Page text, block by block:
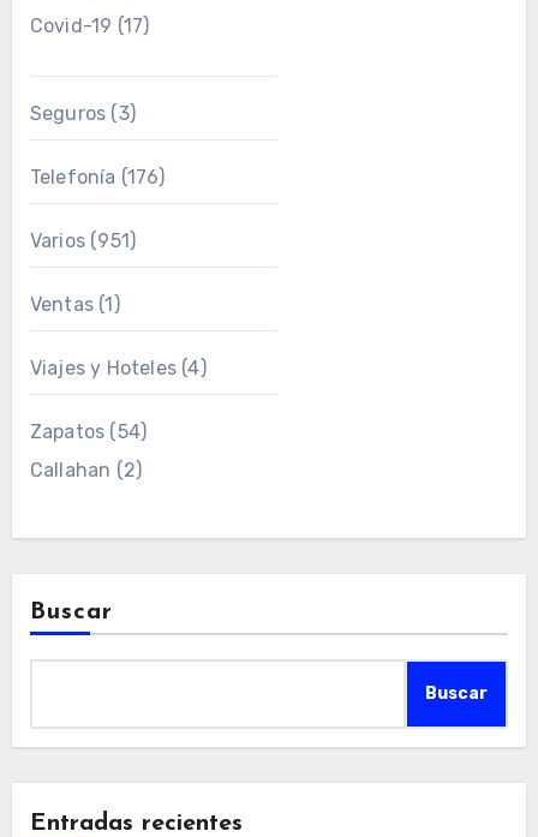
Covid-19 (17)
Seguros (3)
Telefonía (176)
Varios(951)
Ventas(1)
Viajes y Hoteles(4)
Zapatos (54)
Callahan (2)
Buscar
Buscar
Entradas recientes